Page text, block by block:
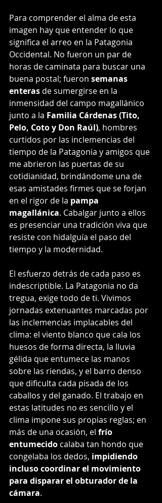
Para comprender el alma de esta
imagen hay que entender lo que
significa el arreo en la Patagonia
Occidental. No fueron un par de
horas de caminata para buscar una
buena postal; fueron semanas
enteras de sumergirse en la
inmensidad del campo magallánico
junto a la Familia Cárdenas (Tito,
Pelo, Coto y Don Raúl), hombres
curtidos por las inclemencias del
tiempo de la Patagonia y amigos que
me abrieron las puertas de su
cotidianidad, brindándome una de
esas amistades firmes que se forjan
en el rigor de la pampa
magallánica. Cabalgar junto a ellos
es presenciar una tradición viva que
resiste con hidalguía el paso del
tiempo y la modernidad.
El esfuerzo detrás de cada paso es
indescriptible. La Patagonia no da
tregua, exige todo de ti. Vivimos
jornadas extenuantes marcadas por
las inclemencias implacables del
clima: el viento blanco que cala los
huesos de forma directa, la lluvia
gélida que entumece las manos
sobre las riendas, y el barro denso
que dificulta cada pisada de los
caballos y del ganado. El trabajo en
estas latitudes no es sencillo y el
clima impone sus propias reglas; en
más de una ocasión, el frío
entumecido calaba tan hondo que
congelaba los dedos, impidiendo
incluso coordinar el movimiento
para disparar el obturador de la
cámara.